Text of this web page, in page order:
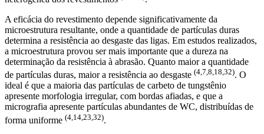
A eficácia do revestimento depende significativamente da
microestrutura resultante, onde a quantidade de partículas duras
determina a resistência ao desgaste das ligas. Em estudos realizados,
a microestrutura provou ser mais importante que a dureza na
determinação da resistência à abrasão. Quanto maior a quantidade
de partículas duras, maior a resistência ao desgaste (4,7,8,18,32). O
ideal é que a maioria das partículas de carbeto de tungstênio
apresente morfologia irregular, com bordas afiadas, e que a
micrografia apresente partículas abundantes de WC, distribuídas de
forma uniforme (4,14,23,32).